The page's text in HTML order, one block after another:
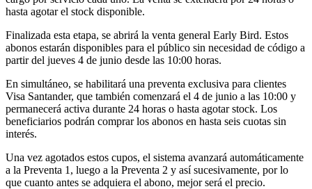
hasta agotar el stock disponible.
Finalizada esta etapa, se abrirá la venta general Early Bird. Estos
abonos estarán disponibles para el público sin necesidad de código a
partir del jueves 4 de junio desde las 10:00 horas.
En simultáneo, se habilitará una preventa exclusiva para clientes
Visa Santander, que también comenzará el 4 de junio a las 10:00 y
permanecerá activa durante 24 horas o hasta agotar stock. Los
beneficiarios podrán comprar los abonos en hasta seis cuotas sin
interés.
Una vez agotados estos cupos, el sistema avanzará automáticamente
a la Preventa 1, luego a la Preventa 2 y así sucesivamente, por lo
que cuanto antes se adquiera el abono, mejor será el precio.